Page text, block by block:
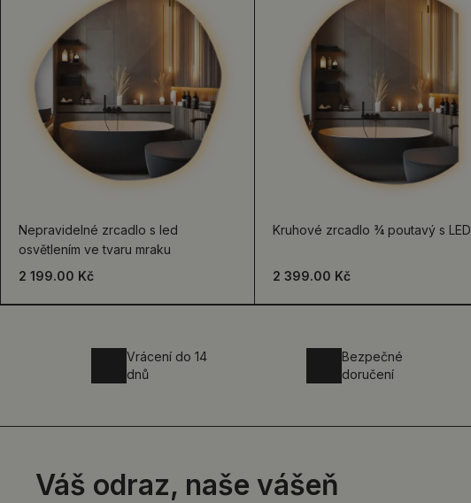
Nepravidelné zrcadlo s led
osvětlením ve tvaru mraku
2 199.00 Kč
Kruhové zrcadlo ¾ poutavý s LED
2 399.00 Kč
Vrácení do 14
dnů
Bezpečné
doručení
Váš odraz, naše vášeň